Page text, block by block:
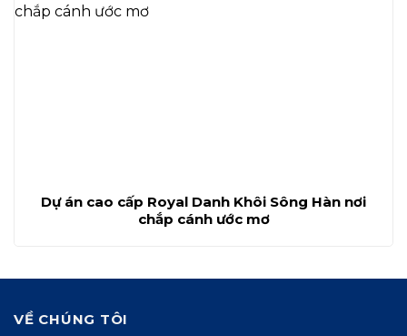
Dự án cao cấp Royal Danh Khôi Sông Hàn nơi
chắp cánh ước mơ
VỀ CHÚNG TÔI